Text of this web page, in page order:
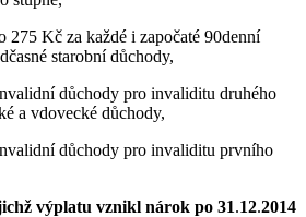
275 Kč za každé i započaté 90denní
starobní důchody,
důchody pro invaliditu druhého
a vdovecké důchody,
důchody pro invaliditu prvního
výplatu vznikl nárok po 31.12.2014